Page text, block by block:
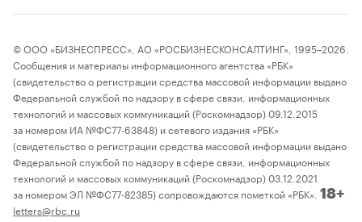
© ООО «БИЗНЕСПРЕСС», АО «РОСБИЗНЕСКОНСАЛТИНГ», 1995–2026.
Сообщения и материалы информационного агентства «РБК»
(свидетельство о регистрации средства массовой информации выдано
Федеральной службой по надзору в сфере связи, информационных
технологий и массовых коммуникаций (Роскомнадзор) 09.12.2015
за номером ИА №ФС77-63848) и сетевого издания «РБК»
(свидетельство о регистрации средства массовой информации выдано
Федеральной службой по надзору в сфере связи, информационных
технологий и массовых коммуникаций (Роскомнадзор) 03.12.2021
за номером ЭЛ №ФС77-82385) сопровождаются пометкой «РБК». 18+
letters@rbc.ru